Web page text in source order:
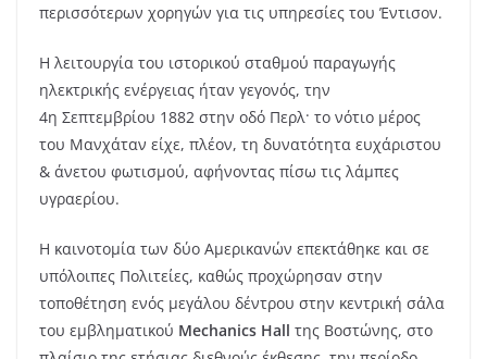
περισσότερων χορηγών για τις υπηρεσίες του Έντισον.
Η λειτουργία του ιστορικού σταθμού παραγωγής
ηλεκτρικής ενέργειας ήταν γεγονός, την
4η Σεπτεμβρίου 1882 στην οδό Περλ· το νότιο μέρος
του Μανχάταν είχε, πλέον, τη δυνατότητα ευχάριστου
& άνετου φωτισμού, αφήνοντας πίσω τις λάμπες
υγραερίου.
Η καινοτομία των δύο Αμερικανών επεκτάθηκε και σε
υπόλοιπες Πολιτείες, καθώς προχώρησαν στην
τοποθέτηση ενός μεγάλου δέντρου στην κεντρική σάλα
του εμβληματικού Mechanics Hall της Βοστώνης, στο